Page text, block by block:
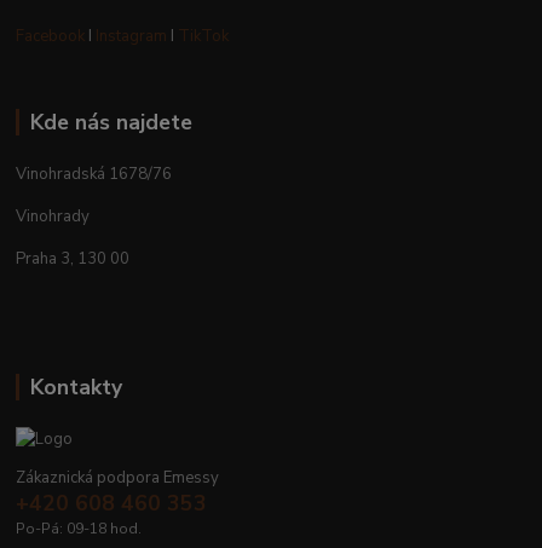
Facebook I Instagram I TikTok
Kde nás najdete
Vinohradská 1678/76
Vinohrady
Praha 3, 130 00
Kontakty
Zákaznická podpora Emessy
+420 608 460 353
Po-Pá: 09-18 hod.